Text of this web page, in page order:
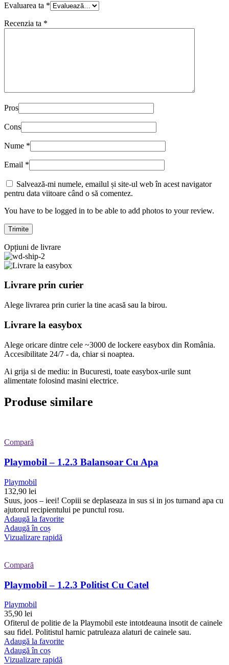
Evaluarea ta *
Recenzia ta *
Pros
Cons
Nume *
Email *
Salvează-mi numele, emailul și site-ul web în acest navigator
pentru data viitoare când o să comentez.
You have to be logged in to be able to add photos to your review.
Opțiuni de livrare
Livrare prin curier
Alege livrarea prin curierla tine acasă sau la birou.
Livrare la easybox
Alege oricare dintre cele ~3000 de lockere easybox din România.
Accesibilitate 24/7 - da, chiar si noaptea.
Ai grija si de mediu: in Bucuresti, toate easybox-urile sunt
alimentate folosind masini electrice.
Produse similare
Compară
Playmobil – 1.2.3 Balansoar Cu Apa
Playmobil
132,90 lei
Suus, joos – ieei! Copiii se deplaseaza in sus si in jos turnand apa cu
ajutorul recipientului pe punctul rosu.
Adaugă la favorite
Adaugă în coș
Vizualizare rapidă
Compară
Playmobil – 1.2.3 Politist Cu Catel
Playmobil
35,90 lei
Ofiterul de politie de la Playmobil este intotdeauna insotit de cainele
sau fidel. Politistul harnic patruleaza alaturi de cainele sau.
Adaugă la favorite
Adaugă în coș
Vizualizare rapidă